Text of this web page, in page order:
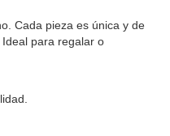
Cada pieza es única y de
para regalar o